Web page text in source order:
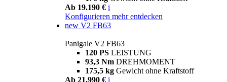
Ab 19.190 € i
Konfigurieren mehr entdecken
new V2 FB63
Panigale V2 FB63
120 PS LEISTUNG
93,3 Nm DREHMOMENT
175,5 kg Gewicht ohne Kraftstoff
Ab 21.990 € i